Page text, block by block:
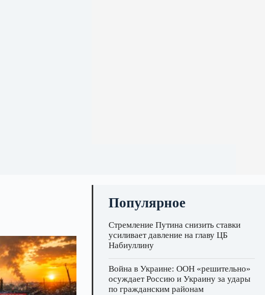
Популярное
Стремление Путина снизить ставки
усиливает давление на главу ЦБ
Набиуллину
Война в Украине: ООН «решительно»
осуждает Россию и Украину за удары
по гражданским районам